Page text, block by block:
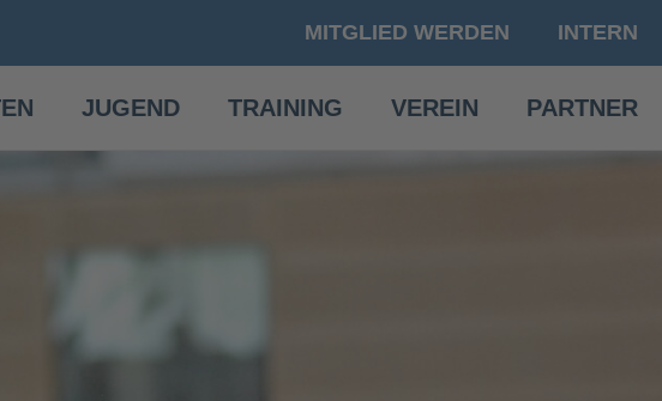
MITGLIED WERDEN INTERN
JUGEND TRAINING VEREIN PARTNER